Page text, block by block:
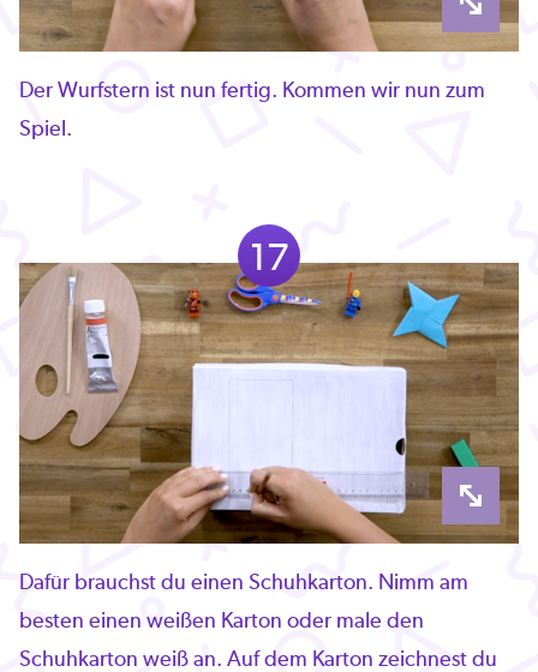
Der Wurfstern ist nun fertig. Kommen wir nun zum
Spiel.
17
Dafür brauchst du einen Schuhkarton. Nimm am
besten einen weißen Karton oder male den
Schuhkarton weiß an. Auf dem Karton zeichnest du